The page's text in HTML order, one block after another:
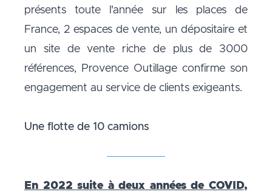
présents toute l'année sur les places de
France, 2 espaces de vente, un dépositaire et
un site de vente riche de plus de 3000
références, Provence Outillage confirme son
engagement au service de clients exigeants.
Une flotte de 10 camions
En 2022 suite à deux années de COVID,